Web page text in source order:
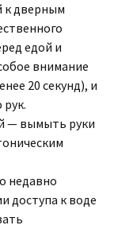
к дверным
едой и
внимание
20 секунд), и
— вымыть руки
недавно
доступа к воде